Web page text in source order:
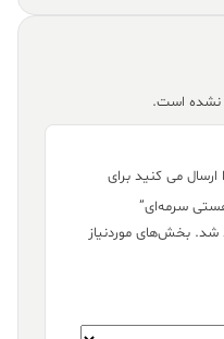
نشده است.
ارسال می کنید برای
شد. بخش‌های موردنیاز